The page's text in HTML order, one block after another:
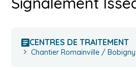
CENTRES DE TRAITEMENT
Chantier Romainville / Bobigny